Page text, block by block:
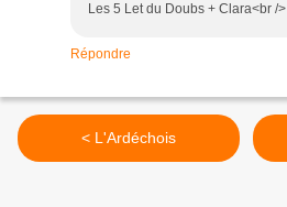
Les 5 Let du Doubs + Clara<br />
Répondre
< L'Ardéchois